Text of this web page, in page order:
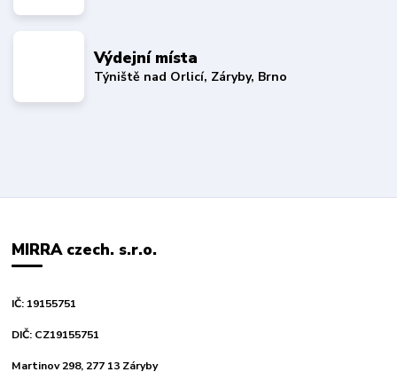
Výdejní místa
Týniště nad Orlicí, Záryby, Brno
MIRRA czech. s.r.o.
IČ: 19155751
DIČ: CZ19155751
Martinov 298, 277 13 Záryby